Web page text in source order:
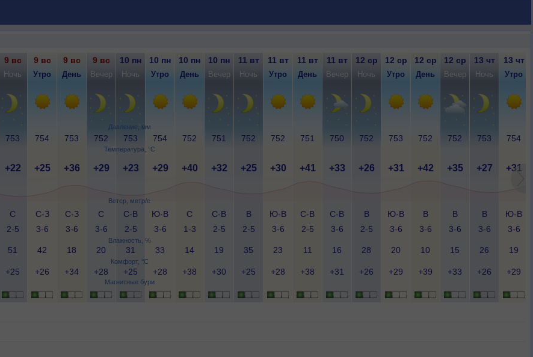
Давление, мм
Температура, °C
Ветер, метр/с
Влажность, %
Комфорт, °C
Магнитные бури
9 вс 9 вс 9 вс 9 вс 10 пн 10 пн 10 пн 10 пн 11 вт 11 вт 11 вт 11 вт 12 ср 12 ср 12 ср 12 ср 13 чт 13 чт
Ночь Утро День Вечер Ночь Утро День Вечер Ночь Утро День Вечер Ночь Утро День Вечер Ночь Утро
753 754 753 752 753 754 752 751 752 752 751 750 752 753 752 752 753 754
+22 +25 +36 +29 +23 +29 +40 +32 +25 +30 +41 +33 +26 +31 +42 +35 +27 +31
С
2-5
С-З
3-6
С-З
3-6
С
3-6
С-В
2-5
Ю-В
3-6
С
1-3
С-В
2-5
В
2-5
Ю-В
3-6
С-В
2-5
С-В
3-6
В
2-5
Ю-В
3-6
В
3-6
В
3-6
В
3-6
Ю-В
3-6
51 42 18 20 31 33 14 19 35 23 11 16 28 20 10 15 26 19
+25 +26 +34 +28 +25 +28 +38 +30 +25 +28 +38 +31 +26 +29 +39 +33 +26 +29